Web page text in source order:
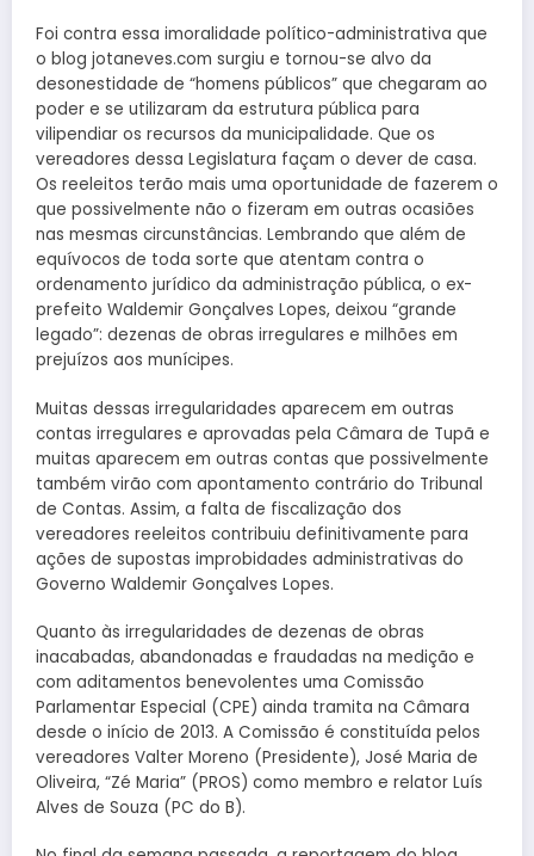
Foi contra essa imoralidade político-administrativa que
o blog jotaneves.com surgiu e tornou-se alvo da
desonestidade de “homens públicos” que chegaram ao
poder e se utilizaram da estrutura pública para
vilipendiar os recursos da municipalidade. Que os
vereadores dessa Legislatura façam o dever de casa.
Os reeleitos terão mais uma oportunidade de fazerem o
que possivelmente não o fizeram em outras ocasiões
nas mesmas circunstâncias. Lembrando que além de
equívocos de toda sorte que atentam contra o
ordenamento jurídico da administração pública, o ex-
prefeito Waldemir Gonçalves Lopes, deixou “grande
legado”: dezenas de obras irregulares e milhões em
prejuízos aos munícipes.
Muitas dessas irregularidades aparecem em outras
contas irregulares e aprovadas pela Câmara de Tupã e
muitas aparecem em outras contas que possivelmente
também virão com apontamento contrário do Tribunal
de Contas. Assim, a falta de fiscalização dos
vereadores reeleitos contribuiu definitivamente para
ações de supostas improbidades administrativas do
Governo Waldemir Gonçalves Lopes.
Quanto às irregularidades de dezenas de obras
inacabadas, abandonadas e fraudadas na medição e
com aditamentos benevolentes uma Comissão
Parlamentar Especial (CPE) ainda tramita na Câmara
desde o início de 2013. A Comissão é constituída pelos
vereadores Valter Moreno (Presidente), José Maria de
Oliveira, “Zé Maria” (PROS) como membro e relator Luís
Alves de Souza (PC do B).